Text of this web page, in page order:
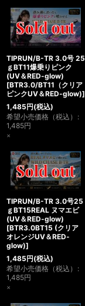
TIPRUN/B-TR 3.0号 25
ｇBT11爆乗りピンク
(UV＆RED-glow)
[BTR3.0/BT11（クリア
ピンクUV＆RED-glow)]
1,485円(税込)
希望小売価格（税込） :
1,485円
×
TIPRUN/B-TR 3.0号25
ｇBT15REAL ヌマエビ
(UV＆RED-glow)
[BTR3.0BT15 (クリア
オレンジUV＆RED-
glow)]
1,485円(税込)
希望小売価格（税込） :
1,485円
×